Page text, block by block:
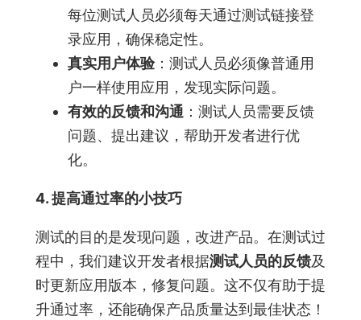
每位测试人员必须每天通过测试链接登
录应用，确保稳定性。
真实用户体验：测试人员必须像普通用
户一样使用应用，发现实际问题。
有效的反馈和沟通 ：测试人员需要反馈
问题、提出建议，帮助开发者进行优
化。
4. 提高通过率的小技巧
测试的目的是发现问题，改进产品。在测试过
程中，我们建议开发者根据测试人员的反馈及
时更新应用版本，修复问题。这不仅有助于提
升通过率，还能确保产品质量达到最佳状态！